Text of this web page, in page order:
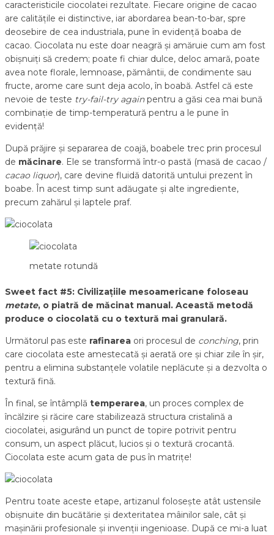
caracteristicile ciocolatei rezultate. Fiecare origine de cacao
are calitățile ei distinctive, iar abordarea bean-to-bar, spre
deosebire de cea industriala, pune în evidență boaba de
cacao. Ciocolata nu este doar neagră și amăruie cum am fost
obișnuiți să credem; poate fi chiar dulce, deloc amară, poate
avea note florale, lemnoase, pământii, de condimente sau
fructe, arome care sunt deja acolo, în boabă. Astfel că este
nevoie de teste try-fail-try againpentru a găsi cea mai bună
combinație de timp-temperatură pentru a le pune în
evidență!
După prăjire și separarea de coajă, boabele trec prin procesul
de măcinare. Ele se transformă într-o pastă (masă de cacao /
cacao liquor), care devine fluidă datorită untului prezent în
boabe. În acest timp sunt adăugate și alte ingrediente,
precum zahărul și laptele praf.
metate rotundă
Sweet fact #5: Civilizațiile mesoamericane foloseau
metate, o piatră de măcinat manual. Această metodă
produce o ciocolată cu o textură mai granulară.
Următorul pas este rafinarea ori procesul de conching, prin
care ciocolata este amestecată și aerată ore și chiar zile în șir,
pentru a elimina substanțele volatile neplăcute și a dezvolta o
textură fină.
În final, se întâmplă temperarea, un proces complex de
încălzire și răcire care stabilizează structura cristalină a
ciocolatei, asigurând un punct de topire potrivit pentru
consum, un aspect plăcut, lucios și o textură crocantă.
Ciocolata este acum gata de pus în matrițe!
Pentru toate aceste etape, artizanul folosește atât ustensile
obișnuite din bucătărie și dexteritatea mâinilor sale, cât și
mașinării profesionale și invenții ingenioase. După ce mi-a luat